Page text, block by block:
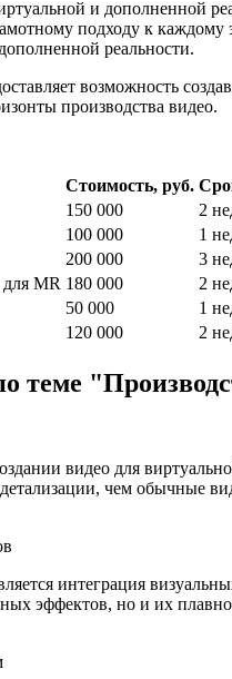
и дополненной
подходу к
реальности.
возможность
производства видео.
Стоимость, руб.
150 000
2
100 000
1
200 000
3
MR 180 000
2
50 000
1
120 000 2
теме
видео для
чем обычные
интеграция
эффектов, но и их